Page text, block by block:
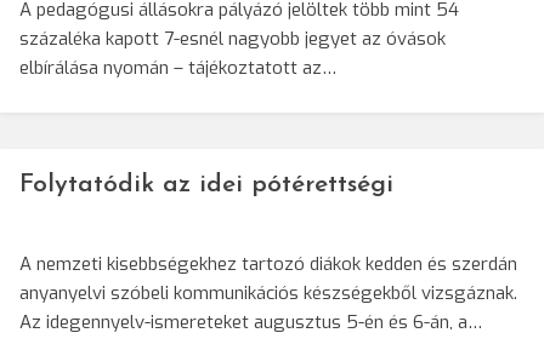
A pedagógusi állásokra pályázó jelöltek több mint 54
százaléka kapott 7-esnél nagyobb jegyet az óvások
elbírálása nyomán – tájékoztatott az…
Folytatódik az idei pótérettségi
A nemzeti kisebbségekhez tartozó diákok kedden és szerdán
anyanyelvi szóbeli kommunikációs készségekből vizsgáznak.
Az idegennyelv-ismereteket augusztus 5-én és 6-án, a…